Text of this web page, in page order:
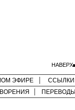
НАВЕРХ
ЭФИРЕ
ССЫЛКИ
ПЕРЕВОДЫ